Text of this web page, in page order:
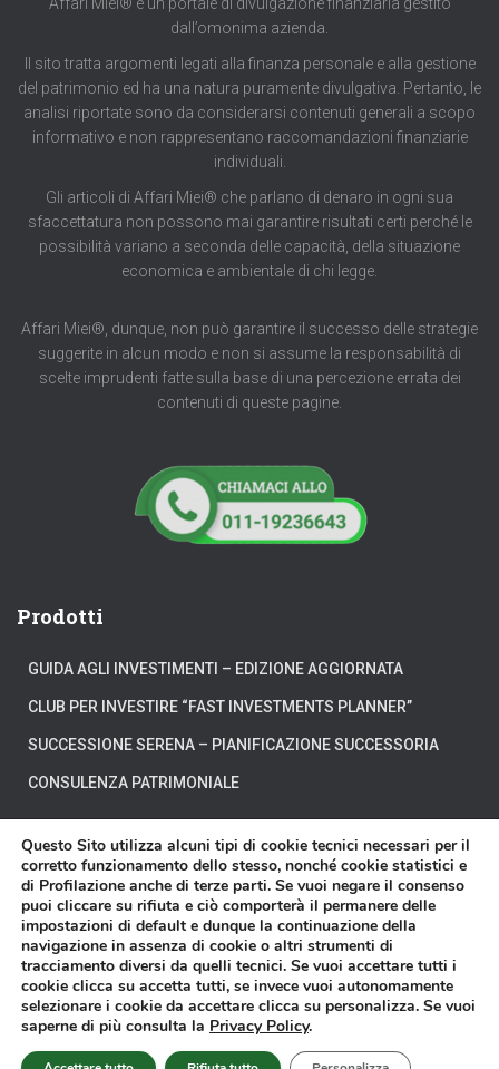
dall’omonima azienda.
Il sito tratta argomenti legati alla finanza personale e alla gestione
del patrimonio ed ha una natura puramente divulgativa. Pertanto, le
analisi riportate sono da considerarsi contenuti generali a scopo
informativo e non rappresentano raccomandazioni finanziarie
individuali.
Gli articoli di Affari Miei® che parlano di denaro in ogni sua
sfaccettatura non possono mai garantire risultati certi perché le
possibilità variano a seconda delle capacità, della situazione
economica e ambientale di chi legge.
Affari Miei®, dunque, non può garantire il successo delle strategie
suggerite in alcun modo e non si assume la responsabilità di
scelte imprudenti fatte sulla base di una percezione errata dei
contenuti di queste pagine.
Prodotti
GUIDA AGLI INVESTIMENTI – EDIZIONE AGGIORNATA
CLUB PER INVESTIRE “FAST INVESTMENTS PLANNER”
SUCCESSIONE SERENA – PIANIFICAZIONE SUCCESSORIA
CONSULENZA PATRIMONIALE
CHI SIAMO DOVE SIAMO DICONO DI NOI
DISCLAIMER CONTATTI VIDEO
Affari Miei® è un marchio registrato di proprietà della Affari Miei S.r.l. - P.
IVA 11603570018 - Sede in Torino presso Corso Francesco Ferrucci n.112 -
Copyright © 2014-2025 -Privacy Policy-Cookie Policy
Questo Sito utilizza alcuni tipi di cookie tecnici necessari per il
corretto funzionamento dello stesso, nonché cookie statistici e
di Profilazione anche di terze parti. Se vuoi negare il consenso
puoi cliccare su rifiuta e ciò comporterà il permanere delle
impostazioni di default e dunque la continuazione della
navigazione in assenza di cookie o altri strumenti di
tracciamento diversi da quelli tecnici. Se vuoi accettare tutti i
cookie clicca su accetta tutti, se invece vuoi autonomamente
selezionare i cookie da accettare clicca su personalizza. Se vuoi
saperne di più consulta la Privacy Policy.